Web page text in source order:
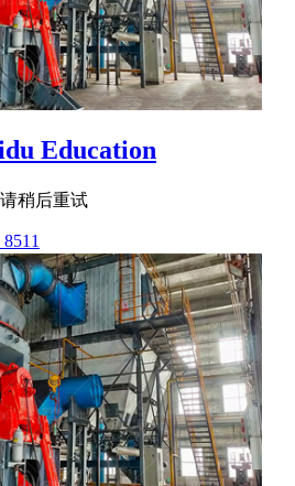
Education
稍后重试